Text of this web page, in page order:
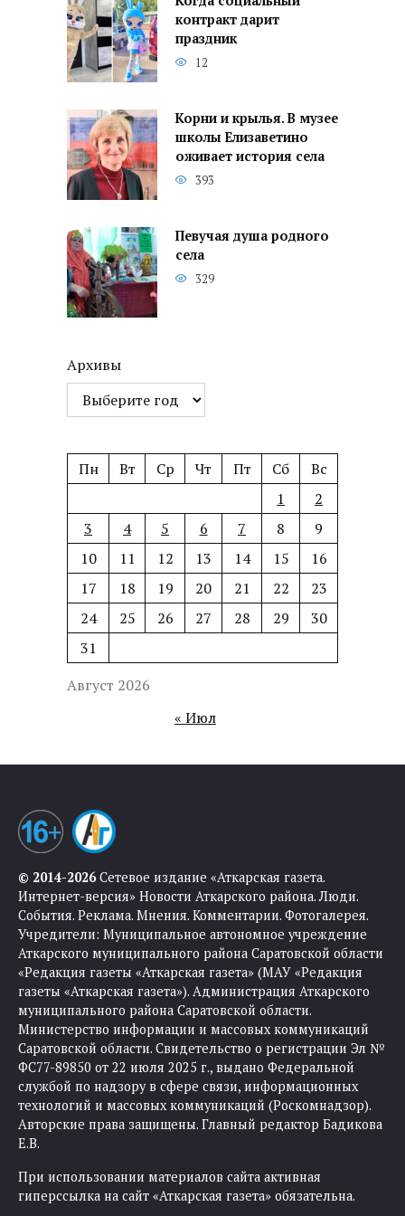
контракт дарит
праздник
12
Корни и крылья. В музее
школы Елизаветино
оживает история села
393
Певучая душа родного
села
329
Архивы
Август 2026
Пн Вт Ср Чт Пт Сб
Вс
1
2
3
4 5 6 7 8
9
10
11 12 13 14 15
16
17
18 19 20 21 22
23
24
25 26 27 28 29
30
31
« Июл
© 2014-2026Сетевое издание «Аткарская газета.
Интернет-версия» Новости Аткарского района. Люди.
События. Реклама. Мнения. Комментарии. Фотогалерея.
Учредители: Муниципальное автономное учреждение
Аткарского муниципального района Саратовской области
«Редакция газеты «Аткарская газета» (МАУ «Редакция
газеты «Аткарская газета»). Администрация Аткарского
муниципального района Саратовской области.
Министерство информации и массовых коммуникаций
Саратовской области. Свидетельство о регистрации Эл №
ФС77-89850 от 22 июля 2025 г., выдано Федеральной
службой по надзору в сфере связи, информационных
технологий и массовых коммуникаций (Роскомнадзор).
Авторские права защищены. Главный редактор Бадикова
Е.В.
При использовании материалов сайта активная
гиперссылка на сайт «Аткарская газета» обязательна.